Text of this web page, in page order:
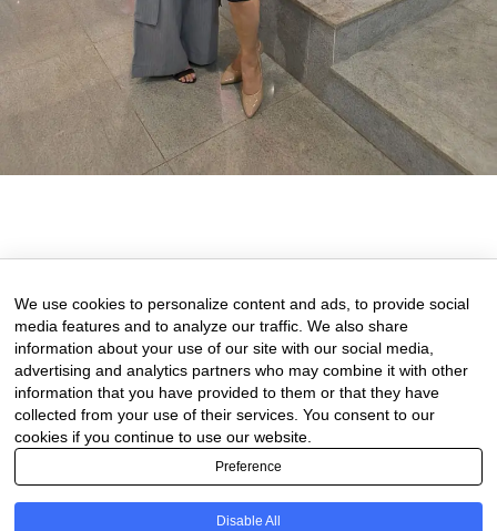
We use cookies to personalize content and ads, to provide social
media features and to analyze our traffic. We also share
information about your use of our site with our social media,
advertising and analytics partners who may combine it with other
information that you have provided to them or that they have
collected from your use of their services. You consent to our
cookies if you continue to use our website.
Preference
Disable All